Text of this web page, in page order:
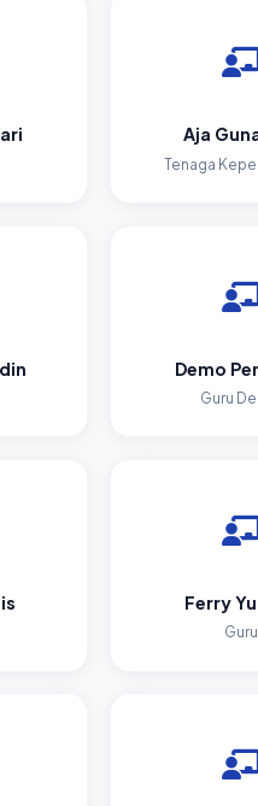
Aja
Tenaga
Demo
Guru
Ferry
Guru